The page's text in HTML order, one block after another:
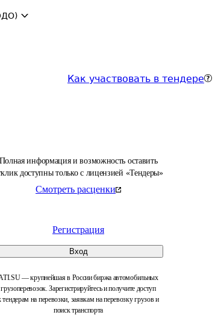
Как участвовать в тендере
Полная информация и возможность оставить
доступны только с лицензией «Тендеры»
Смотреть расценки
Регистрация
Вход
— крупнейшая в России биржа автомобильных
грузоперевозок. Зарегистрируйтесь и получите доступ
тендерам на перевозки, заявкам на перевозку грузов и
поиск транспорта